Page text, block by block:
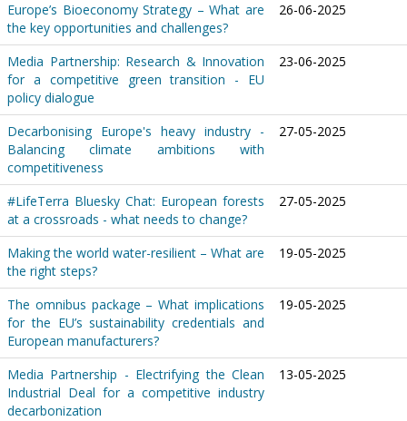
Europe’s Bioeconomy Strategy – What are
the key opportunities and challenges?
26-06-2025
Media Partnership: Research & Innovation
for a competitive green transition - EU
policy dialogue
23-06-2025
Decarbonising Europe's heavy industry -
Balancing climate ambitions with
competitiveness
27-05-2025
#LifeTerra Bluesky Chat: European forests
at a crossroads - what needs to change?
27-05-2025
Making the world water-resilient – What are
the right steps?
19-05-2025
The omnibus package – What implications
for the EU’s sustainability credentials and
European manufacturers?
19-05-2025
Media Partnership - Electrifying the Clean
Industrial Deal for a competitive industry
decarbonization
13-05-2025